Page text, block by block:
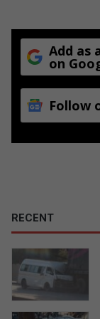
Add as
on
Follow
RECENT